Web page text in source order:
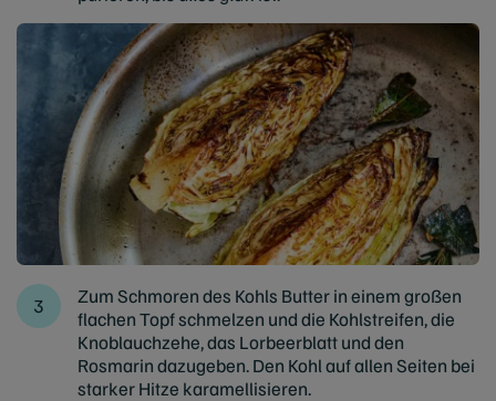
Zum Schmoren des Kohls Butter in einem großen
flachen Topf schmelzen und die Kohlstreifen, die
Knoblauchzehe, das Lorbeerblatt und den
Rosmarin dazugeben. Den Kohl auf allen Seiten bei
starker Hitze karamellisieren.